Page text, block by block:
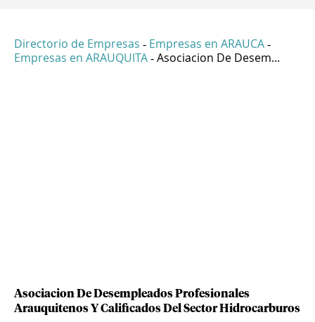
Directorio de Empresas - Empresas en ARAUCA -
Empresas en ARAUQUITA - Asociacion De Desem...
Asociacion De Desempleados Profesionales
Arauquitenos Y Calificados Del Sector Hidrocarburos